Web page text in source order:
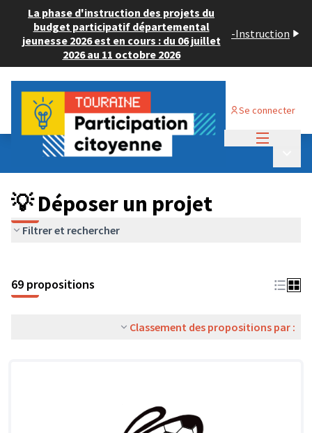
La phase d'instruction des projets du
budget participatif départemental
jeunesse 2026 est en cours : du 06 juillet
2026 au 11 octobre 2026
-Instruction
Se connecter
Budget Participatif ADULTE 2024
💡 Déposer un projet
💡 Déposer un projet
Filtrer et rechercher
69 propositions
Classement des propositions par :